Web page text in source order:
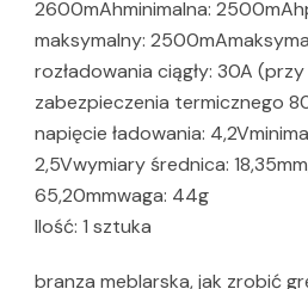
2600mAhminimalna:
maksymalny:
rozładowania ciągły: 30A
zabezpieczenia termicznego
napięcie ładowania:
2,5Vwymiary średnica:
65,20mmwaga: 44g
Ilość: 1 sztuka
branza meblarska, jak zrobić